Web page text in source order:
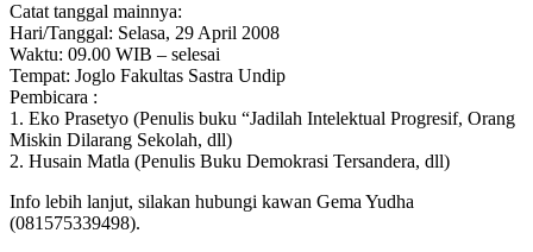
Catat tanggal mainnya:
Hari/Tanggal: Selasa, 29 April 2008
Waktu: 09.00 WIB – selesai
Tempat: Joglo Fakultas Sastra Undip
Pembicara :
1. Eko Prasetyo (Penulis buku “Jadilah Intelektual Progresif, Orang
Miskin Dilarang Sekolah, dll)
2. Husain Matla (Penulis Buku Demokrasi Tersandera, dll)
Info lebih lanjut, silakan hubungi kawan Gema Yudha
(081575339498).